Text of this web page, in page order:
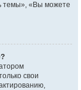
темы», «Вы можете
свои